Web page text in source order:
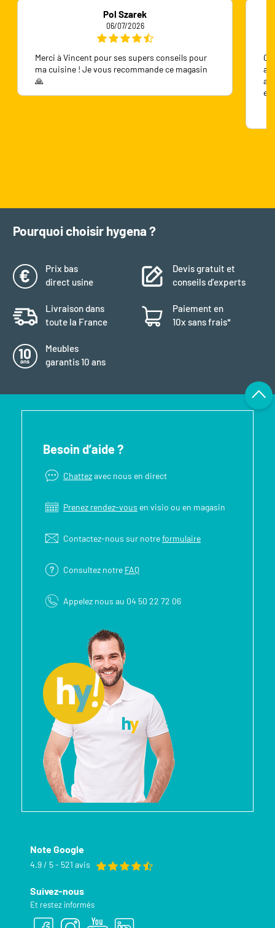
Pol Szarek
06/07/2026
Merci à Vincent pour ses supers conseils pour
ma cuisine ! Je vous recommande ce magasin
🙏
Pourquoi choisir hygena ?
Prix bas
direct usine
Devis gratuit et
conseils d’experts
Livraison dans
toute la France
Paiement en
10x sans frais*
Meubles
garantis 10 ans
Besoin d’aide ?
Chattezavec nous en direct
Prenez rendez-vous en visio ou en magasin
Contactez-nous sur notreformulaire
Consultez notre FAQ
Appelez nous au 04 50 22 72 06
Note Google
4.9 / 5 - 521 avis
Suivez-nous
Et restez informés